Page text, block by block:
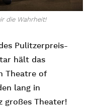
die Wahrheit!
Pulitzerpreis-
hält das
Theatre of
lang in
großes Theater!